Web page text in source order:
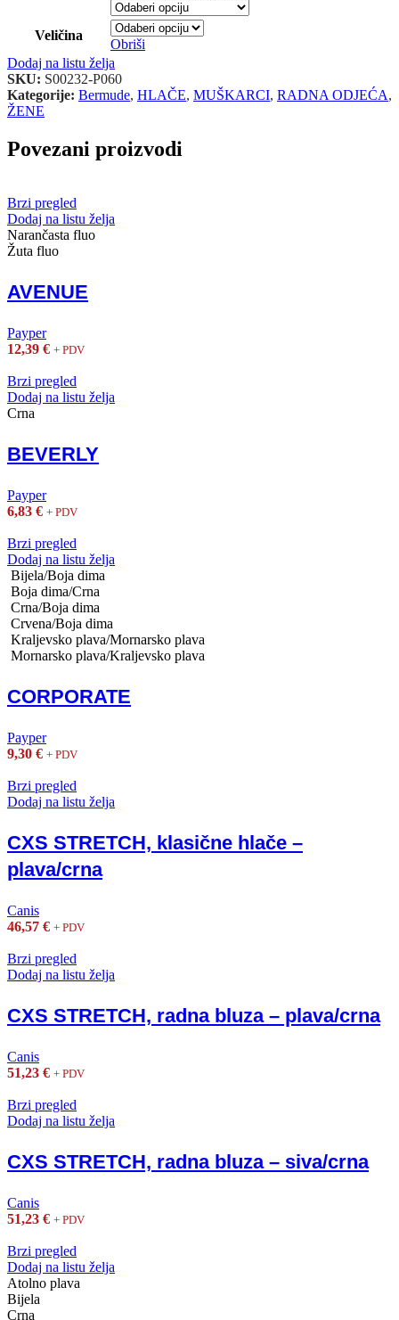
Veličina
Obriši
Dodaj na listu želja
SKU: S00232-P060
Kategorije: Bermude, HLAČE, MUŠKARCI, RADNA ODJEĆA,
ŽENE
Povezani proizvodi
Brzi pregled
Dodaj na listu želja
Narančasta fluo
Žuta fluo
AVENUE
Payper
12,39 € + PDV
Brzi pregled
Dodaj na listu želja
Crna
BEVERLY
Payper
6,83 € + PDV
Brzi pregled
Dodaj na listu želja
Bijela/Boja dima
Boja dima/Crna
Crna/Boja dima
Crvena/Boja dima
Kraljevsko plava/Mornarsko plava
Mornarsko plava/Kraljevsko plava
CORPORATE
Payper
9,30 € + PDV
Brzi pregled
Dodaj na listu želja
CXS STRETCH, klasične hlače –
plava/crna
Canis
46,57 € + PDV
Brzi pregled
Dodaj na listu želja
CXS STRETCH, radna bluza – plava/crna
Canis
51,23 € + PDV
Brzi pregled
Dodaj na listu želja
CXS STRETCH, radna bluza – siva/crna
Canis
51,23 € + PDV
Brzi pregled
Dodaj na listu želja
Atolno plava
Bijela
Crna